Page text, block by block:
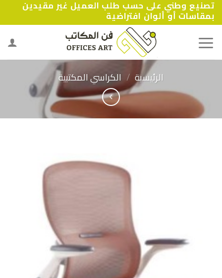
Skip
to
content
تصنيع وطني على حسب طلب العميل غير مقيدين
بمقاسات أو ألوان افتراضية
الرئيسية / الكراسي المكتبية